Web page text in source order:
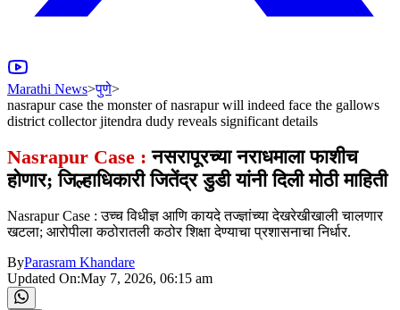
Marathi News>पुणे>
nasrapur case the monster of nasrapur will indeed face the gallows
district collector jitendra dudy reveals significant details
Nasrapur Case : नसरापूरच्या नराधमाला फाशीच
होणार; जिल्हाधिकारी जितेंद्र डुडी यांनी दिली मोठी माहिती
Nasrapur Case : उच्च विधीज्ञ आणि कायदे तज्ज्ञांच्या देखरेखीखाली चालणार
खटला; आरोपीला कठोरातली कठोर शिक्षा देण्याचा प्रशासनाचा निर्धार.
ByParasram Khandare
Updated On:May 7, 2026, 06:15 am